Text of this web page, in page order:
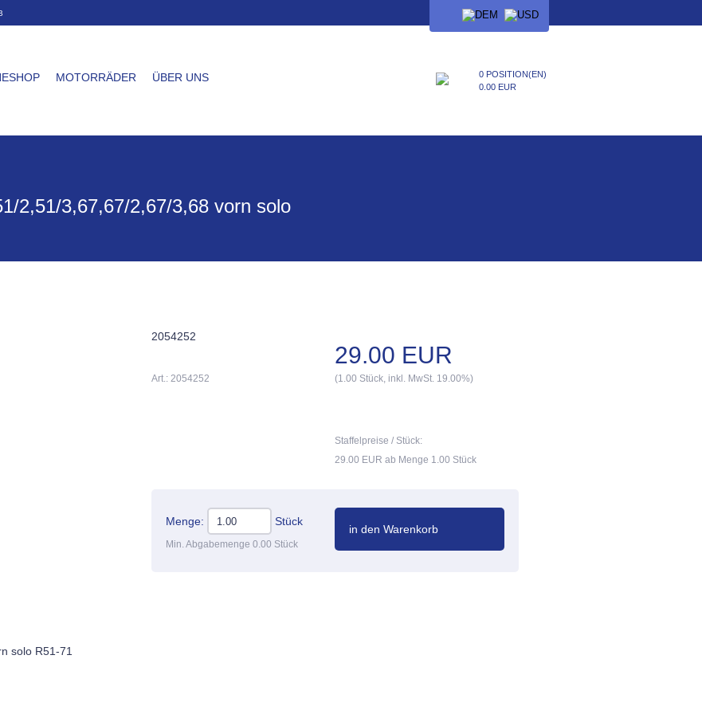
MOTORRÄDER ÜBER UNS
0 POSITION(EN)
0.00 EUR
2,51/3,67,67/2,67/3,68 vorn solo
2054252
29.00 EUR
Art.: 2054252 (1.00 Stück, inkl. MwSt. 19.00%)
Staffelpreise / Stück:
29.00 EUR ab Menge 1.00 Stück
Menge: Stück
Min. Abgabemenge 0.00 Stück
in den Warenkorb
solo R51-71